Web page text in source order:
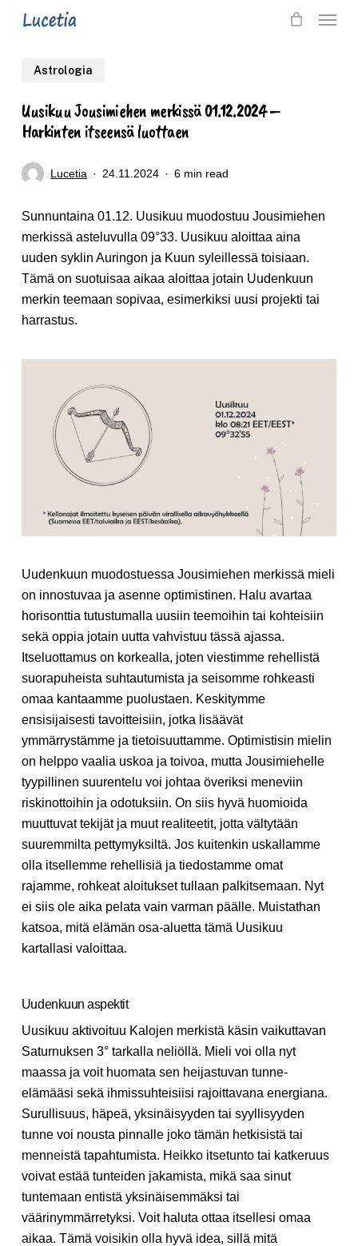
content
Menu
Astrologia
Uusikuu Jousimiehen merkissä 01.12.2024 –
Harkinten itseensä luottaen
Lucetia 24.11.2024 6 min read
Sunnuntaina 01.12. Uusikuu muodostuu Jousimiehen
merkissä asteluvulla 09°33. Uusikuu aloittaa aina
uuden syklin Auringon ja Kuun syleillessä toisiaan.
Tämä on suotuisaa aikaa aloittaa jotain Uudenkuun
merkin teemaan sopivaa, esimerkiksi uusi projekti tai
harrastus.
Uudenkuun muodostuessa Jousimiehen merkissä mieli
on innostuvaa ja asenne optimistinen. Halu avartaa
horisonttia tutustumalla uusiin teemoihin tai kohteisiin
sekä oppia jotain uutta vahvistuu tässä ajassa.
Itseluottamus on korkealla, joten viestimme rehellistä
suorapuheista suhtautumista ja seisomme rohkeasti
omaa kantaamme puolustaen. Keskitymme
ensisijaisesti tavoitteisiin, jotka lisäävät
ymmärrystämme ja tietoisuuttamme. Optimistisin mielin
on helppo vaalia uskoa ja toivoa, mutta Jousimiehelle
tyypillinen suurentelu voi johtaa överiksi meneviin
riskinottoihin ja odotuksiin. On siis hyvä huomioida
muuttuvat tekijät ja muut realiteetit, jotta vältytään
suuremmilta pettymyksiltä. Jos kuitenkin uskallamme
olla itsellemme rehellisiä ja tiedostamme omat
rajamme, rohkeat aloitukset tullaan palkitsemaan. Nyt
ei siis ole aika pelata vain varman päälle. Muistathan
katsoa, mitä elämän osa-aluetta tämä Uusikuu
kartallasi valoittaa.
Uudenkuun aspektit
Uusikuu aktivoituu Kalojen merkistä käsin vaikuttavan
Saturnuksen 3° tarkalla neliöllä. Mieli voi olla nyt
maassa ja voit huomata sen heijastuvan tunne-
elämääsi sekä ihmissuhteisiisi rajoittavana energiana.
Surullisuus, häpeä, yksinäisyyden tai syyllisyyden
tunne voi nousta pinnalle joko tämän hetkisistä tai
menneistä tapahtumista. Heikko itsetunto tai katkeruus
voivat estää tunteiden jakamista, mikä saa sinut
tuntemaan entistä yksinäisemmäksi tai
väärinymmärretyksi. Voit haluta ottaa itsellesi omaa
aikaa. Tämä voisikin olla hyvä idea, sillä mitä